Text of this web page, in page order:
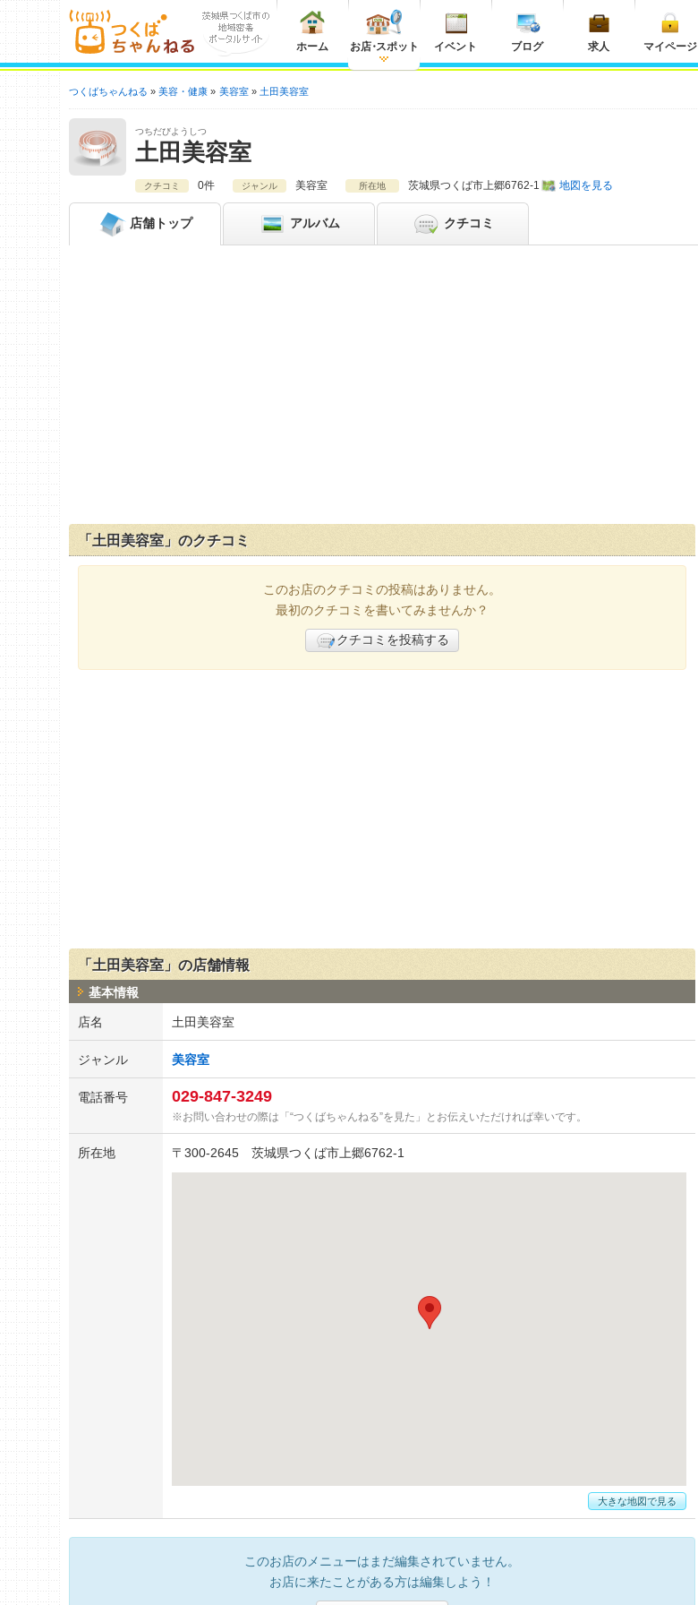
ホーム お店・スポット イベント ブログ 求人 マイページ
つくばちゃんねる 美容・健康 美容室 土田美容室
つちだびようしつ
土田美容室
クチコミ 0件 ジャンル 美容室 所在地 茨城県つくば市上郷6762-1 地図を見る
店舗 トップ アルバム クチコミ
「土田美容室」のクチコミ
このお店のクチコミの投稿はありません。
最初のクチコミを書いてみませんか？
クチコミを投稿する
「土田美容室」の店舗情報
基本情報
店名 土田美容室
ジャンル 美容室
電話番号 029-847-3249
お問い合わせの際は「“つくばちゃんねる”を見た」とお伝えいただければ幸いです。
所在地 〒 300-2645 茨城県つくば市上郷6762-1
大きな地図で見る
このお店のメニューはまだ編集されていません。
お店に来たことがある方は編集しよう！